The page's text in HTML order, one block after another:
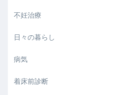
不妊治療
日々の暮らし
病気
着床前診断